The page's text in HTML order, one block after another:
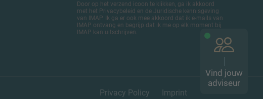
Vind jouw
adviseur
Door op het verzend icoon te klikken, ga ik akkoord
met het Privacybeleid en de Juridische kennisgeving
van IMAP. Ik ga er ook mee akkoord dat ik e-mails van
IMAP ontvang en begrijp dat ik me op elk moment bij
IMAP kan uitschrijven.
Privacy Policy Imprint